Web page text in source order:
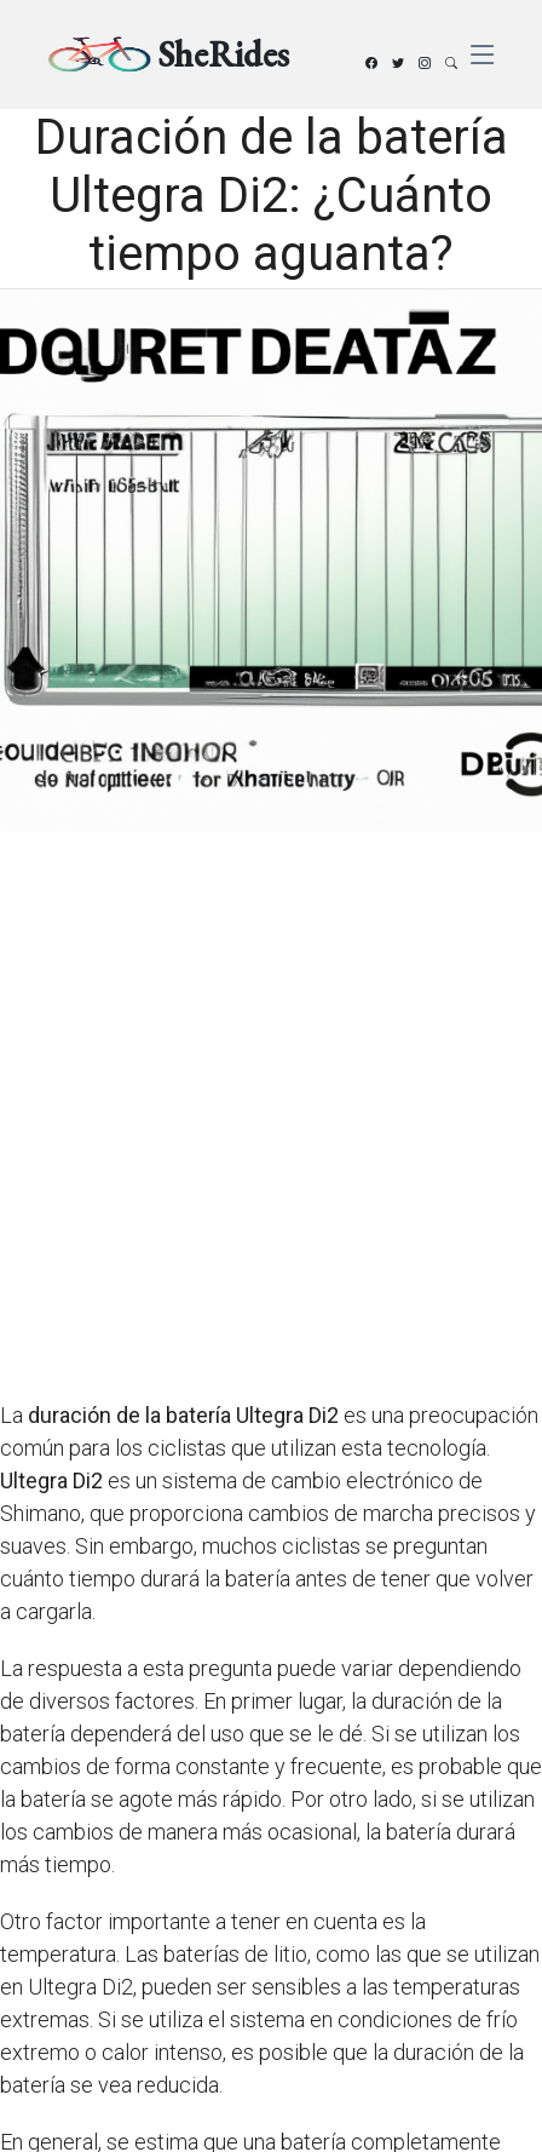
SheRides
Duración de la batería
Ultegra Di2: ¿Cuánto
tiempo aguanta?
La duración de la batería Ultegra Di2 es una preocupación
común para los ciclistas que utilizan esta tecnología.
Ultegra Di2 es un sistema de cambio electrónico de
Shimano, que proporciona cambios de marcha precisos y
suaves. Sin embargo, muchos ciclistas se preguntan
cuánto tiempo durará la batería antes de tener que volver
a cargarla.
La respuesta a esta pregunta puede variar dependiendo
de diversos factores. En primer lugar, la duración de la
batería dependerá del uso que se le dé. Si se utilizan los
cambios de forma constante y frecuente, es probable que
la batería se agote más rápido. Por otro lado, si se utilizan
los cambios de manera más ocasional, la batería durará
más tiempo.
Otro factor importante a tener en cuenta es la
temperatura. Las baterías de litio, como las que se utilizan
en Ultegra Di2, pueden ser sensibles a las temperaturas
extremas. Si se utiliza el sistema en condiciones de frío
extremo o calor intenso, es posible que la duración de la
batería se vea reducida.
En general, se estima que una batería completamente